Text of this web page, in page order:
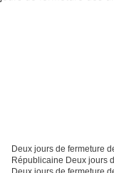
Deux jours de fermeture
Républicaine Deux jours